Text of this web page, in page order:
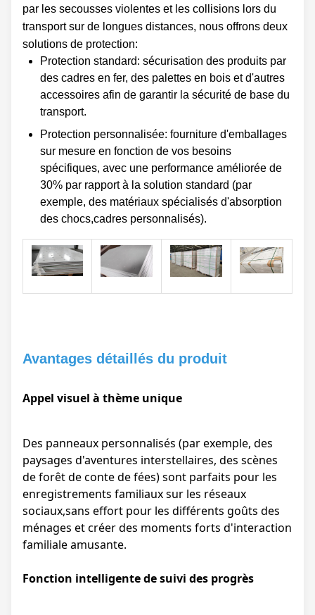
par les secousses violentes et les collisions lors du
transport sur de longues distances, nous offrons deux
solutions de protection:
Protection standard: sécurisation des produits par
des cadres en fer, des palettes en bois et d'autres
accessoires afin de garantir la sécurité de base du
transport.
Protection personnalisée: fourniture d'emballages
sur mesure en fonction de vos besoins
spécifiques, avec une performance améliorée de
30% par rapport à la solution standard (par
exemple, des matériaux spécialisés d'absorption
des chocs,cadres personnalisés).
Avantages détaillés du produit
Appel visuel à thème unique
Des panneaux personnalisés (par exemple, des
paysages d'aventures interstellaires, des scènes
de forêt de conte de fées) sont parfaits pour les
enregistrements familiaux sur les réseaux
sociaux,sans effort pour les différents goûts des
ménages et créer des moments forts d'interaction
familiale amusante.
Fonction intelligente de suivi des progrès